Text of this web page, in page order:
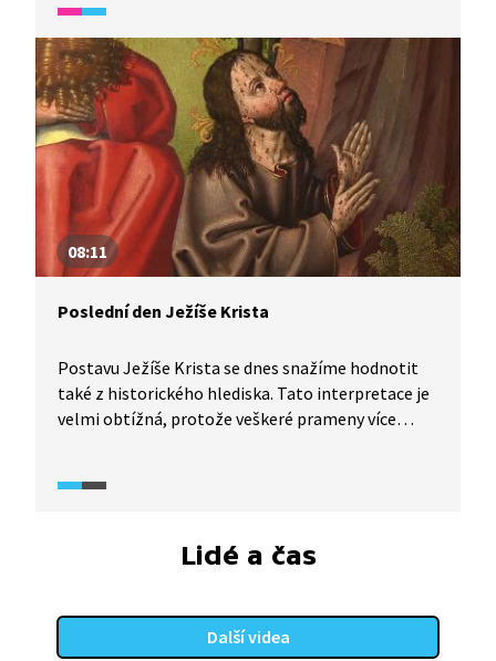
08:11
Poslední den Ježíše Krista
Postavu Ježíše Krista se dnes snažíme hodnotit
také z historického hlediska. Tato interpretace je
velmi obtížná, protože veškeré prameny více
už propagovaly nového Mesiáše. Nicméně se dnes
snaží rekonstruovat jeho život v historickém
kontextu. V čem byl mezi ostatními "mesiáši" své
z hlediska dnešní vědy a toho, co o té době dnes
víme? Jak probíhal proces s Ježíšem a jakou roli
Lidé a čas
Další videa